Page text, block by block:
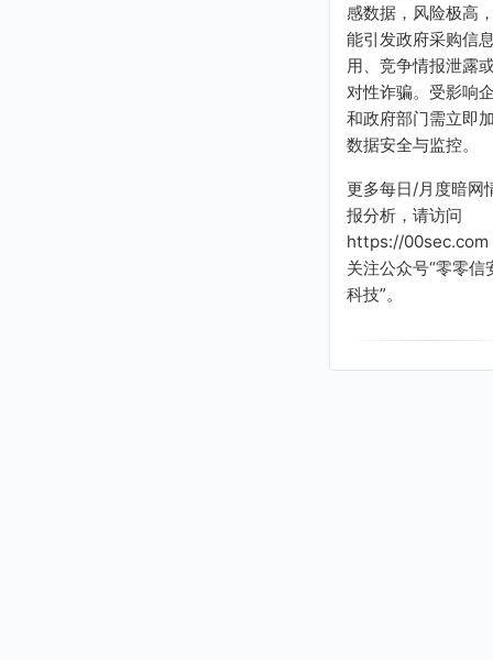
感数据，风险极高
能引发政府采购信
用、竞争情报泄露
对性诈骗。受影响
和政府部门需立即
数据安全与监控。
更多每日/月度暗网
报分析，请访问
https://00sec.com
关注公众号“零零信
科技”。